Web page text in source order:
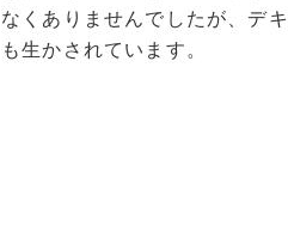
なくありませんでしたが、デ
も生かされています。